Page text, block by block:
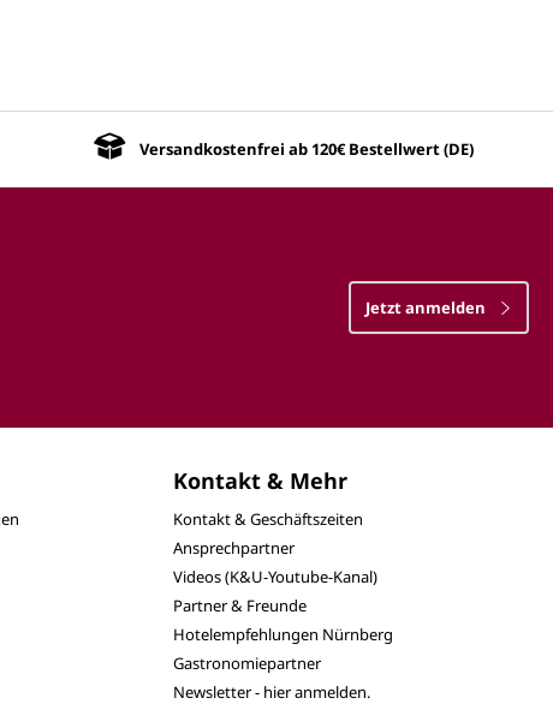
Versandkostenfrei ab 120€ Bestellwert (DE)
Jetzt anmelden
Kontakt & Mehr
Kontakt & Geschäftszeiten
Ansprechpartner
Videos (K&U-Youtube-Kanal)
Partner & Freunde
Hotelempfehlungen Nürnberg
Gastronomiepartner
Newsletter - hier anmelden.